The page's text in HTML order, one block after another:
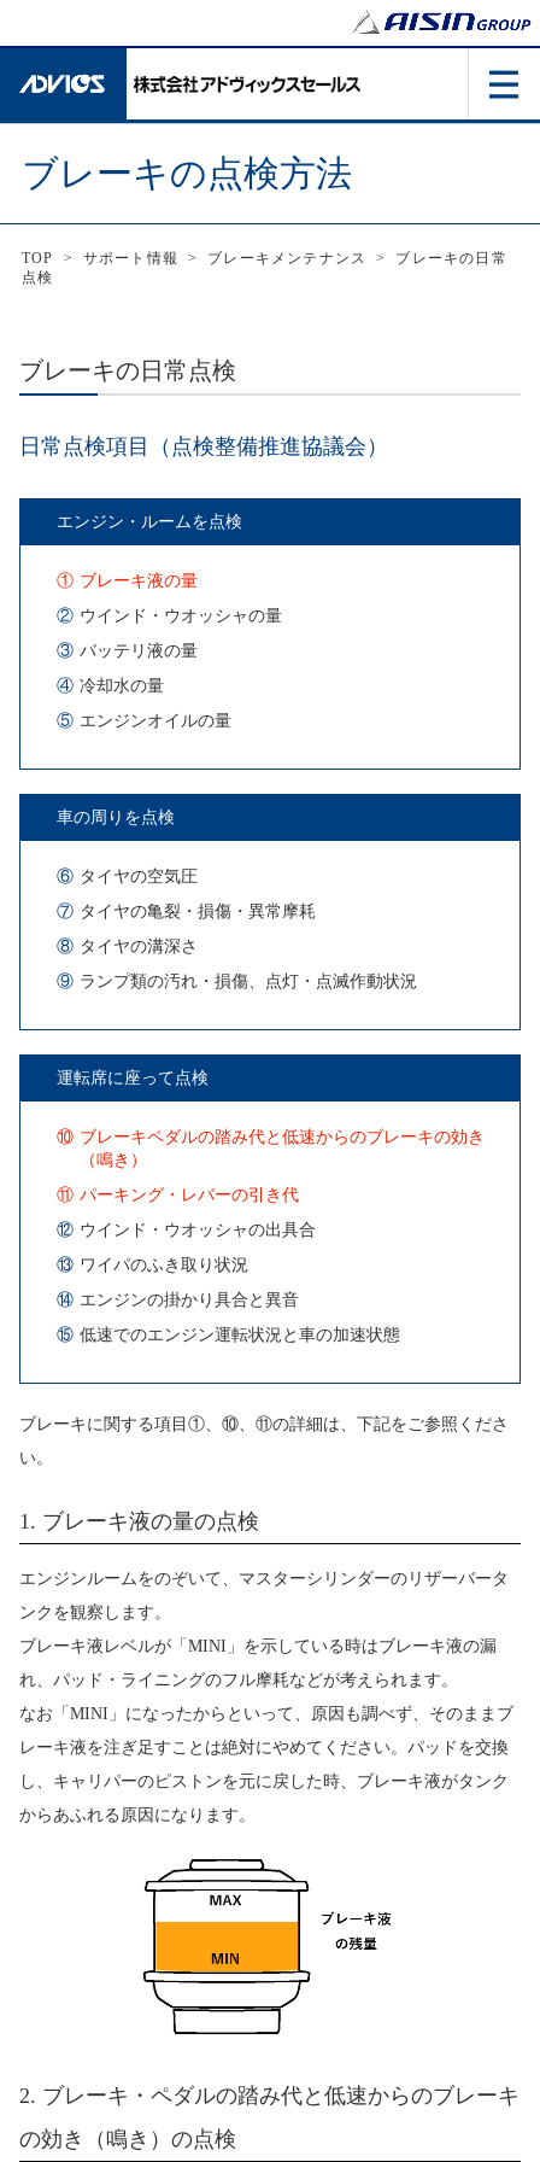
ブレーキの点検方法
TOP > サポート情報 > ブレーキメンテナンス >
ブレーキの日常
点検
ブレーキの日常点検
日常点検項目（点検整備推進協議会）
エンジン・ルームを点検
① ブレーキ液の量
② ウインド・ウオッシャの量
③ バッテリ液の量
④ 冷却水の量
⑤ エンジンオイルの量
車の周りを点検
⑥ タイヤの空気圧
⑦ タイヤの亀裂・損傷・異常摩耗
⑧ タイヤの溝深さ
⑨ ランプ類の汚れ・損傷、点灯・ 点滅作動状況
運転席に座って点検
⑩ ブレーキペダルの踏み代と 低速からのブレーキの効き
（鳴き）
⑪ パーキング・レバーの引き代
⑫ ウインド・ウオッシャの出具合
⑬ ワイパのふき取り状況
⑭ エンジンの掛かり具合と異音
⑮ 低速でのエンジン運転状況と車の加速状態
ブレーキに関する項目①、⑩、⑪の詳細は、下記をご参照くださ
い。
1. ブレーキ液の量の点検
エンジンルームをのぞいて、マスターシリンダーのリザーバータ
ンクを観察します。
ブレーキ液レベルが「MINI」を示している時はブレーキ液の漏
れ、パッド・ライニングのフル摩耗などが考えられます。
なお「MINI」になったからといって、原因も調べず、そのままブ
レーキ液を注ぎ足すことは絶対にやめてください。パッドを交換
し、キャリパーのピストンを元に戻した時、ブレーキ液がタンク
からあふれる原因になります。
2. ブレーキ・ペダルの踏み代と低速からのブレーキ
の効き（鳴き）の点検